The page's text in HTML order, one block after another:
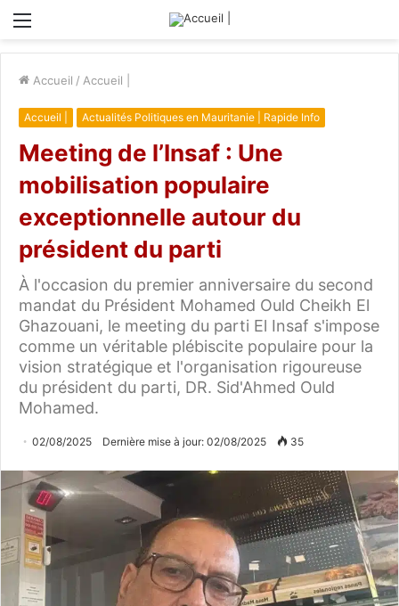
Menu
Accueil / Accueil |
Accueil | Actualités Politiques en Mauritanie | Rapide Info
Meeting de l’Insaf : Une
mobilisation populaire
exceptionnelle autour du
président du parti
À l'occasion du premier anniversaire du second
mandat du Président Mohamed Ould Cheikh El
Ghazouani, le meeting du parti El Insaf s'impose
comme un véritable plébiscite populaire pour la
vision stratégique et l'organisation rigoureuse
du président du parti, DR. Sid'Ahmed Ould
Mohamed.
02/08/2025 Dernière mise à jour: 02/08/2025 35